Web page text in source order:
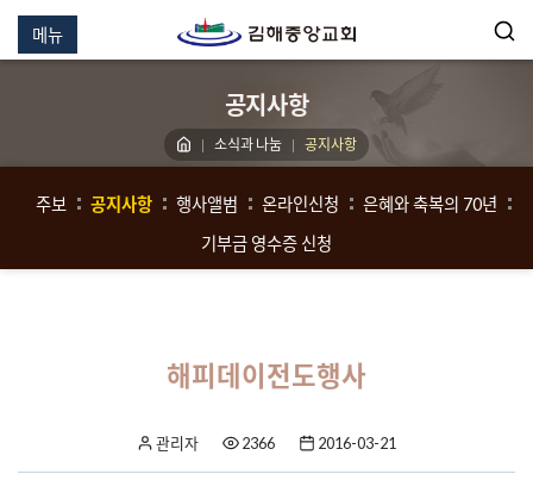
메뉴
공지사항
소식과 나눔 공지사항
주보 공지사항 행사앨범 온라인신청
은혜와 축복의 70년
기부금 영수증 신청
해피데이전도행사
관리자 2366 2016-03-21